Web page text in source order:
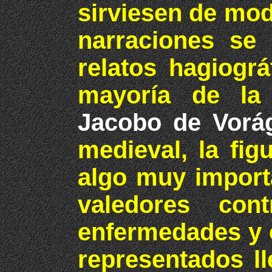
sirviesen de
narraciones
relatos
mayoría de
Jacobo de
medieval, la
algo muy
valedores
enfermedades
representados